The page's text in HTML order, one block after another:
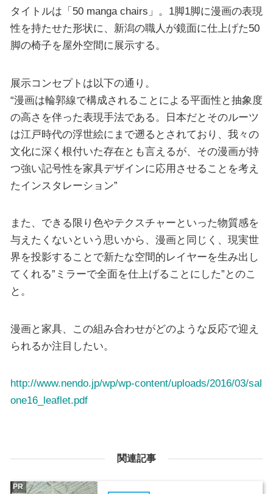
タイトルは「50 manga chairs」。1脚1脚に漫画の表現
性を持たせた形状に、新潟の職人が鏡面に仕上げた50
脚の椅子を屋外空間に展示する。
展示コンセプトは以下の通り。
“漫画は輪郭線で構成されることによる平面性と抽象度
の高さを伴った表現手法である。日本だとそのルーツ
は江戸時代の浮世絵にまで遡るとされており、我々の
文化に深く根付いた存在とも言えるが、その漫画が持
つ強い記号性を家具デザインに応用させることを考え
たインスタレーション”
また、できる限り色やテクスチャーといった物質感を
与えたくないという思いから、漫画と同じく、現実世
界を投影することで新たな空間的レイヤーを生み出し
てくれる”ミラーで全面を仕上げることにした”とのこ
と。
漫画と家具、この組み合わせがどのような反応で迎え
られるか注目したい。
http://www.nendo.jp/wp/wp-content/uploads/2016/03/sal
one16_leaflet.pdf
関連記事
PR